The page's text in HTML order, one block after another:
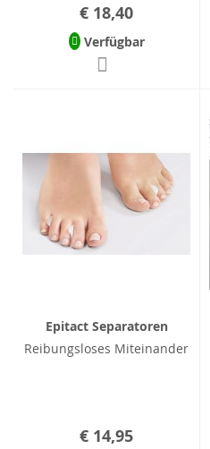
€ 18,40
Verfügbar
Epitact Separatoren
Reibungsloses Miteinander
€ 14,95